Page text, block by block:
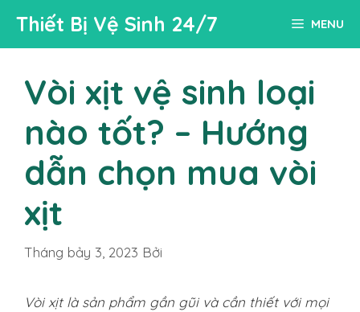
đến
nội
Thiết Bị Vệ Sinh 24/7 MENU
Vòi xịt vệ sinh loại
nào tốt? – Hướng
dẫn chọn mua vòi
xịt
Tháng bảy 3, 2023 Bởi
Vòi xịt là sản phẩm gần gũi và cần thiết với mọi